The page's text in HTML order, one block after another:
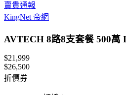
賣貴通報
KingNet 帝網
AVTECH 8路8支套餐 500萬
$21,999
$26,500
折價券